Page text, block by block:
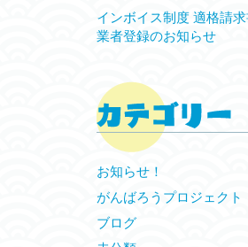
インボイス制度 適格請
業者登録のお知らせ
お知らせ！
がんばろうプロジェクト
ブログ